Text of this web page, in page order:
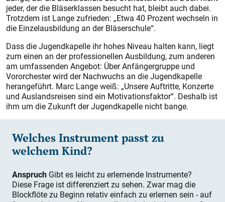
jeder, der die Bläserklassen besucht hat, bleibt auch dabei.
Trotzdem ist Lange zufrieden: „Etwa 40 Prozent wechseln in
die Einzelausbildung an der Bläserschule“.
Dass die Jugendkapelle ihr hohes Niveau halten kann, liegt
zum einen an der professionellen Ausbildung, zum anderen
am umfassenden Angebot: Über Anfängergruppe und
Vororchester wird der Nachwuchs an die Jugendkapelle
herangeführt. Marc Lange weiß: „Unsere Auftritte, Konzerte
und Auslandsreisen sind ein Motivationsfaktor“. Deshalb ist
ihm um die Zukunft der Jugendkapelle nicht bange.
Welches Instrument passt zu
welchem Kind?
Anspruch Gibt es leicht zu erlernende Instrumente?
Diese Frage ist differenziert zu sehen. Zwar mag die
Blockflöte zu Beginn relativ einfach zu erlernen sein - auf